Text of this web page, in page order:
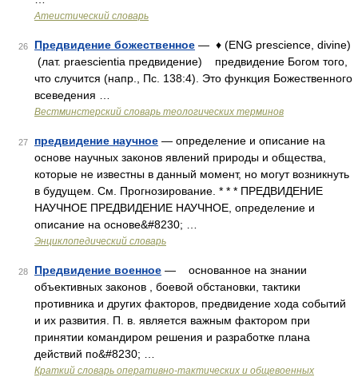
Атеистический словарь
26 Предвидение божественное — ♦ (ENG prescience, divine)
(лат. praescientia предвидение) предвидение Богом того,
что случится (напр., Пс. 138:4). Это функция Божественного
всеведения …
Вестминстерский словарь теологических терминов
27 предвидение научное — определение и описание на
основе научных законов явлений природы и общества,
которые не известны в данный момент, но могут возникнуть
в будущем. См. Прогнозирование. * * * ПРЕДВИДЕНИЕ
НАУЧНОЕ ПРЕДВИДЕНИЕ НАУЧНОЕ, определение и
описание на основе&#8230; …
Энциклопедический словарь
28 Предвидение военное — основанное на знании
объективных законов , боевой обстановки, тактики
противника и других факторов, предвидение хода событий
и их развития. П. в. является важным фактором при
принятии командиром решения и разработке плана
действий по&#8230; …
Краткий словарь оперативно-тактических и общевоенных